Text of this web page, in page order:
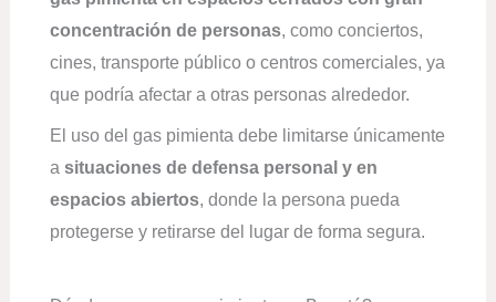
concentración de personas, como conciertos,
cines, transporte público o centros comerciales, ya
que podría afectar a otras personas alrededor.
El uso del gas pimienta debe limitarse únicamente
a situaciones de defensa personal y en
espacios abiertos, donde la persona pueda
protegerse y retirarse del lugar de forma segura.